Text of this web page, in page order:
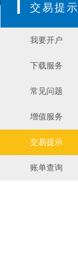
交易提示
我要开户
下载服务
常见问题
增值服务
交易提示
账单查询